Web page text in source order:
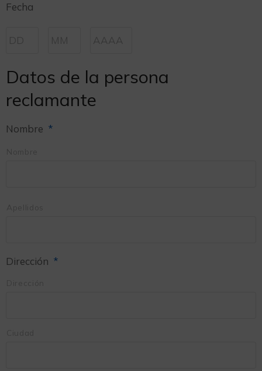
Fecha
Datos de la persona
reclamante
Nombre *
Dirección *